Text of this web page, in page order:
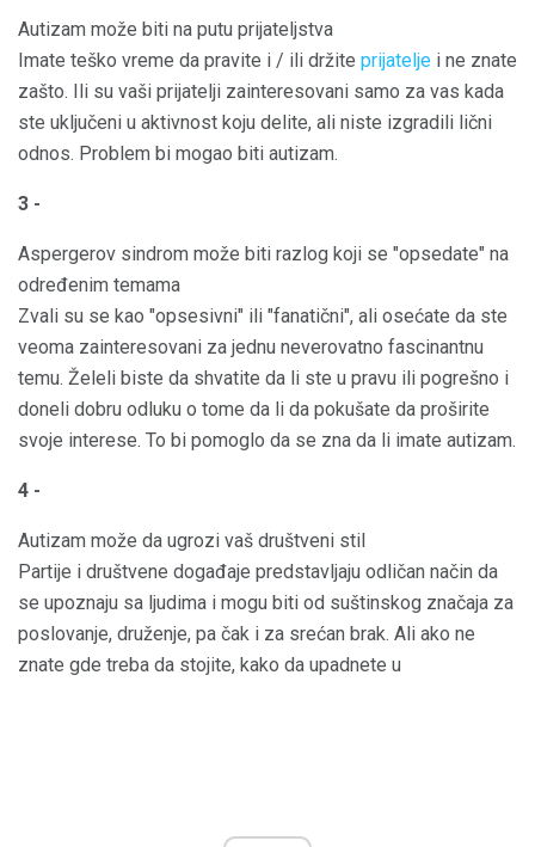
Autizam može biti na putu prijateljstva
Imate teško vreme da pravite i / ili držite prijatelje i ne znate
zašto. Ili su vaši prijatelji zainteresovani samo za vas kada
ste uključeni u aktivnost koju delite, ali niste izgradili lični
odnos. Problem bi mogao biti autizam.
3 -
Aspergerov sindrom može biti razlog koji se "opsedate" na
određenim temama
Zvali su se kao "opsesivni" ili "fanatični", ali osećate da ste
veoma zainteresovani za jednu neverovatno fascinantnu
temu. Želeli biste da shvatite da li ste u pravu ili pogrešno i
doneli dobru odluku o tome da li da pokušate da proširite
svoje interese. To bi pomoglo da se zna da li imate autizam.
4 -
Autizam može da ugrozi vaš društveni stil
Partije i društvene događaje predstavljaju odličan način da
se upoznaju sa ljudima i mogu biti od suštinskog značaja za
poslovanje, druženje, pa čak i za srećan brak. Ali ako ne
znate gde treba da stojite, kako da upadnete u